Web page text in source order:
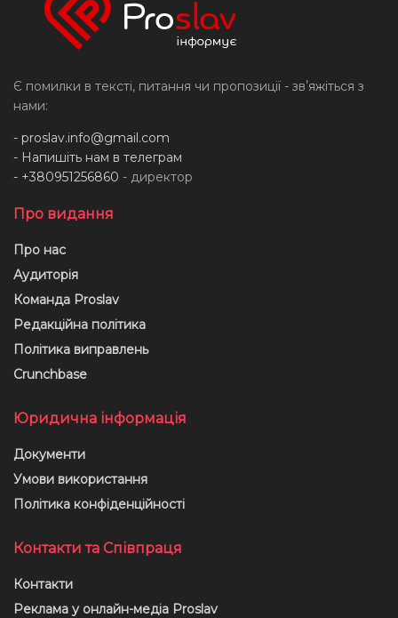
Є помилки в тексті, питання чи пропозиції - звʼяжіться з
нами:
- proslav.info@gmail.com
- Напишіть нам в телеграм
- +380951256860 - директор
Про видання
Про нас
Аудиторія
Команда Proslav
Редакційна політика
Політика виправлень
Crunchbase
Юридична інформація
Документи
Умови використання
Політика конфіденційності
Контакти та Співпраця
Контакти
Реклама у онлайн-медіа Proslav